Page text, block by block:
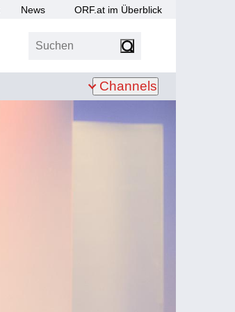
News ORF.at im Überblick
Suchen
Channels